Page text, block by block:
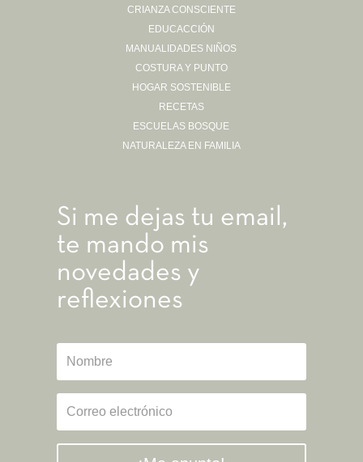
CRIANZA CONSCIENTE
EDUCACCIÓN
MANUALIDADES NIÑOS
COSTURA Y PUNTO
HOGAR SOSTENIBLE
RECETAS
ESCUELAS BOSQUE
NATURALEZA EN FAMILIA
Si me dejas tu email,
te mando mis
novedades y
reflexiones